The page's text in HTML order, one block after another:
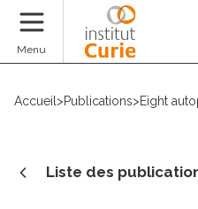
Menu
Accueil >Publications>Eight
Liste des